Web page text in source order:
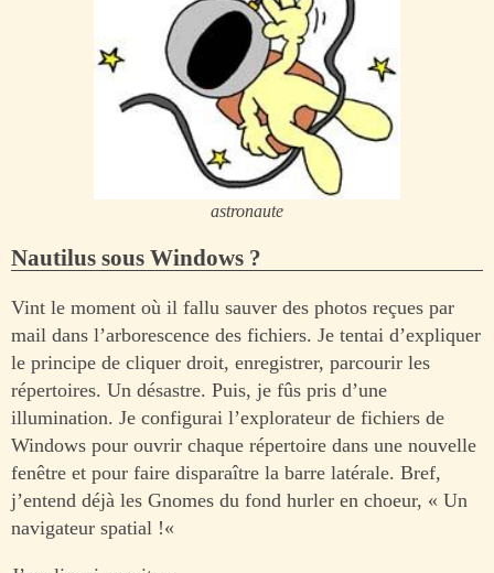
astronaute
Nautilus sous Windows ?
Vint le moment où il fallu sauver des photos reçues par
mail dans l’arborescence des fichiers. Je tentai d’expliquer
le principe de cliquer droit, enregistrer, parcourir les
répertoires. Un désastre. Puis, je fûs pris d’une
illumination. Je configurai l’explorateur de fichiers de
Windows pour ouvrir chaque répertoire dans une nouvelle
fenêtre et pour faire disparaître la barre latérale. Bref,
j’entend déjà les Gnomes du fond hurler en choeur, « Un
navigateur spatial !«